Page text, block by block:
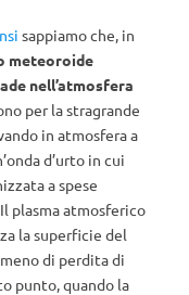
sappiamo che, in
meteoroide
nell’atmosfera
per la stragrande
in atmosfera a
d’urto in cui
a spese
plasma atmosferico
la superficie del
di perdita di
punto, quando la